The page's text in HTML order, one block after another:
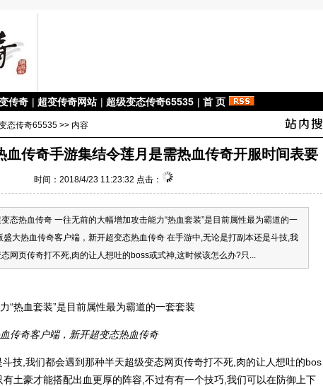
传奇 | 超变传奇网站 | 超级变态传奇65535 | 首 页
态传奇65535 >> 内容
血传奇手游集结令莲月是需热血传奇开服时间表要
时间：2018/4/23 11:23:32 点击：
热血传奇 一往无前的大幅增加攻击能力“热血套装”是目前属性最为霸道的一
大热血传奇客户端，新开超变态热血传奇 在手游中,无论是打副本还是斗技,我
网页传奇打不死,肉的让人想吐的boss或式神,这时候该怎么办?只...
“热血套装”是目前属性最为霸道的一套套装
传奇客户端，新开超变态热血传奇
技,我们都会遇到那种半天超级变态网页传奇打不死,肉的让人想吐的bos
土豪才能搭配出血更厚的阵容,不过有有一个技巧,我们可以在防御上下